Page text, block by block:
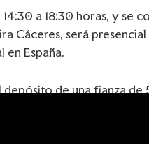
a 18:30 horas, y se
Cáceres, será
en España.
de una fianza
como apto por